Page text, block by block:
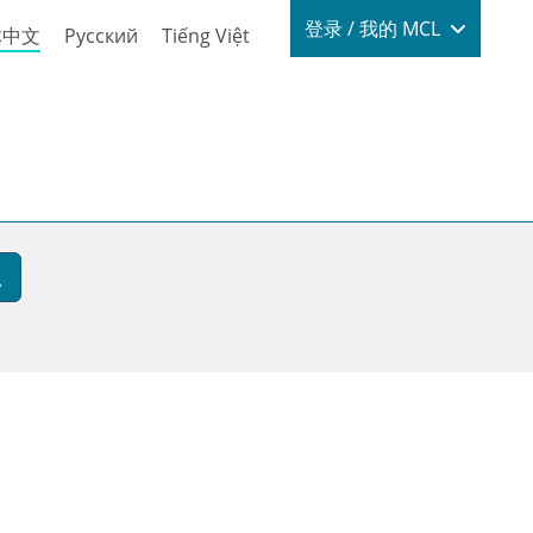
文 Русский Tiếng Việt Login / My
登录 / 我的 MCL